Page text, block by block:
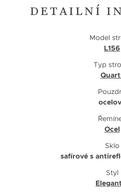
DETAILNÍ
Model
L156
Typ
Ocel
Sklo
safírové s
Styl